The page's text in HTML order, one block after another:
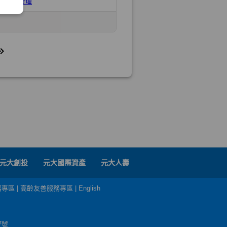
元大創投 元大國際資產 元大人壽
區 高齡友善服務專區 English
號